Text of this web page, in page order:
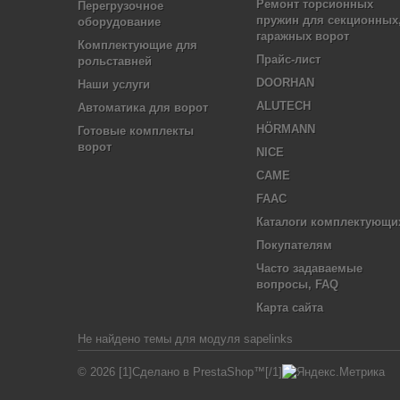
Перегрузочное
оборудование
Комплектующие для
рольставней
Наши услуги
Автоматика для ворот
Готовые комплекты
ворот
Ремонт торсионных
пружин для
гаражных ворот
Прайс-лист
DOORHAN
ALUTECH
HÖRMANN
NICE
CAME
FAAC
Каталоги
Покупателям
Часто задаваемые
вопросы, FAQ
Карта сайта
© 2026 [1]Сделано в PrestaShop™[/1]
Не найдено темы для модуля sapelinks